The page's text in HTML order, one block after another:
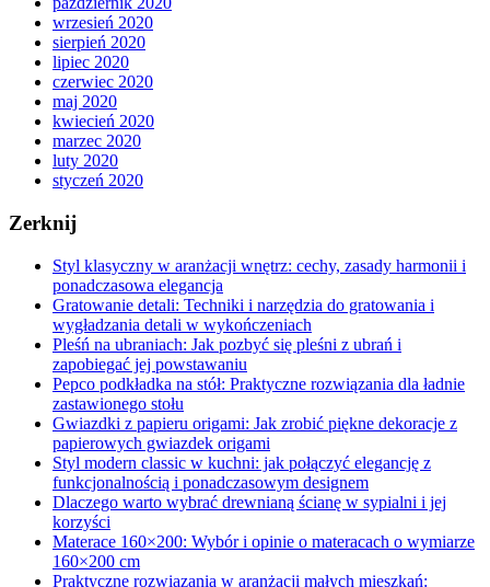
wrzesień 2020
sierpień 2020
lipiec 2020
czerwiec 2020
maj 2020
kwiecień 2020
marzec 2020
luty 2020
styczeń 2020
Zerknij
Styl klasyczny w aranżacji wnętrz: cechy, zasady harmonii i
ponadczasowa elegancja
Gratowanie detali: Techniki i narzędzia do gratowania i
wygładzania detali w wykończeniach
Pleśń na ubraniach: Jak pozbyć się pleśni z ubrań i
zapobiegać jej powstawaniu
Pepco podkładka na stół: Praktyczne rozwiązania dla ładnie
zastawionego stołu
Gwiazdki z papieru origami: Jak zrobić piękne dekoracje z
papierowych gwiazdek origami
Styl modern classic w kuchni: jak połączyć elegancję z
funkcjonalnością i ponadczasowym designem
Dlaczego warto wybrać drewnianą ścianę w sypialni i jej
korzyści
Materace 160×200: Wybór i opinie o materacach o wymiarze
160×200 cm
Praktyczne rozwiązania w aranżacji małych mieszkań: